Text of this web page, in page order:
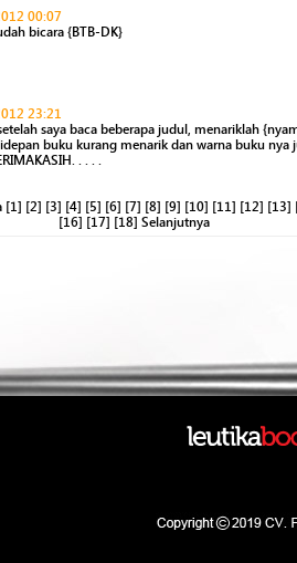
00:07
bicara {BTB-DK}
23:21
saya baca beberapa judul, menariklah
buku kurang menarik dan warna buku nya
. . . .
[1] [2] [3] [4] [5] [6] [7] [8] [9] [10] [11] [12] [13]
[16] [17] [18] Selanjutnya